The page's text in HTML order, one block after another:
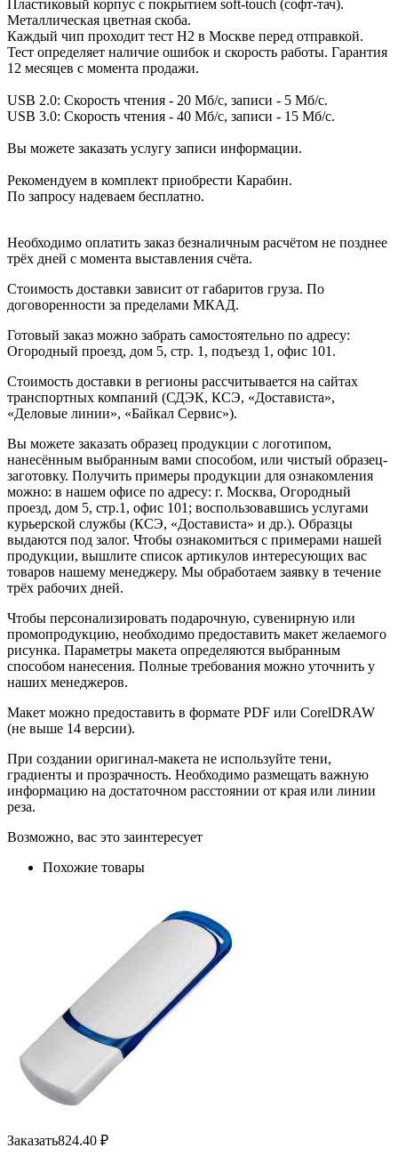
Пластиковый корпус с покрытием soft-touch (софт-тач).
Металлическая цветная скоба.
Каждый чип проходит тест H2 в Москве перед отправкой.
Тест определяет наличие ошибок и скорость работы. Гарантия
12 месяцев с момента продажи.
USB 2.0: Скорость чтения - 20 Мб/с, записи - 5 Мб/с.
USB 3.0: Скорость чтения - 40 Мб/с, записи - 15 Мб/с.
Вы можете заказать услугу записи информации.
Рекомендуем в комплект приобрести Карабин.
По запросу надеваем бесплатно.
Необходимо оплатить заказ безналичным расчётом не позднее
трёх дней с момента выставления счёта.
Стоимость доставки зависит от габаритов груза. По
договоренности за пределами МКАД.
Готовый заказ можно забрать самостоятельно по адресу:
Огородный проезд, дом 5, стр. 1, подъезд 1, офис 101.
Стоимость доставки в регионы рассчитывается на сайтах
транспортных компаний (СДЭК, КСЭ, «Достависта»,
«Деловые линии», «Байкал Сервис»).
Вы можете заказать образец продукции с логотипом,
нанесённым выбранным вами способом, или чистый образец-
заготовку. Получить примеры продукции для ознакомления
можно: в нашем офисе по адресу: г. Москва, Огородный
проезд, дом 5, стр.1, офис 101; воспользовавшись услугами
курьерской службы (КСЭ, «Достависта» и др.). Образцы
выдаются под залог. Чтобы ознакомиться с примерами нашей
продукции, вышлите список артикулов интересующих вас
товаров нашему менеджеру. Мы обработаем заявку в течение
трёх рабочих дней.
Чтобы персонализировать подарочную, сувенирную или
промопродукцию, необходимо предоставить макет желаемого
рисунка. Параметры макета определяются выбранным
способом нанесения. Полные требования можно уточнить у
наших менеджеров.
Макет можно предоставить в формате PDF или CorelDRAW
(не выше 14 версии).
При создании оригинал-макета не используйте тени,
градиенты и прозрачность. Необходимо размещать важную
информацию на достаточном расстоянии от края или линии
реза.
Возможно, вас это заинтересует
Похожие товары
Заказать824.40 ₽